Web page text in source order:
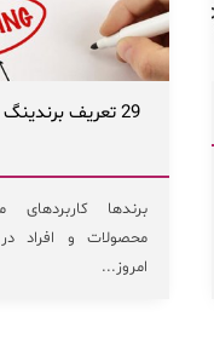
29 تعریف
برندها کاربردهای
محصولات و افراد در
امروز...